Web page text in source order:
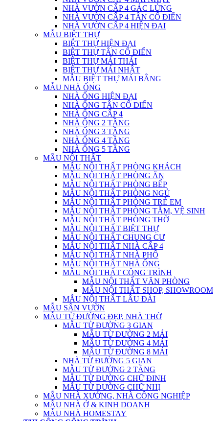
NHÀ VƯỜN CẤP 4 GÁC LỬNG
NHÀ VƯỜN CẤP 4 TÂN CỔ ĐIỂN
NHÀ VƯỜN CẤP 4 HIỆN ĐẠI
MẪU BIỆT THỰ
BIỆT THỰ HIỆN ĐẠI
BIỆT THỰ TÂN CỔ ĐIỂN
BIỆT THỰ MÁI THÁI
BIỆT THỰ MÁI NHẬT
MẪU BIỆT THỰ MÁI BẰNG
MẪU NHÀ ỐNG
NHÀ ỐNG HIỆN ĐẠI
NHÀ ỐNG TÂN CỔ ĐIỂN
NHÀ ỐNG CẤP 4
NHÀ ỐNG 2 TẦNG
NHÀ ỐNG 3 TẦNG
NHÀ ỐNG 4 TẦNG
NHÀ ỐNG 5 TẦNG
MẪU NỘI THẤT
MẪU NỘI THẤT PHÒNG KHÁCH
MẪU NỘI THẤT PHÒNG ĂN
MẪU NỘI THẤT PHÒNG BẾP
MẪU NỘI THẤT PHÒNG NGỦ
MẪU NỘI THẤT PHÒNG TRẺ EM
MẪU NỘI THẤT PHÒNG TẮM, VỆ SINH
MẪU NỘI THẤT PHÒNG THỜ
MẪU NỘI THẤT BIỆT THỰ
MẪU NỘI THẤT CHUNG CƯ
MẪU NỘI THẤT NHÀ CẤP 4
MẪU NỘI THẤT NHÀ PHỐ
MẪU NỘI THẤT NHÀ ỐNG
MẪU NỘI THẤT CÔNG TRÌNH
MẪU NỘI THẤT VĂN PHÒNG
MẪU NỘI THẤT SHOP, SHOWROOM
MẪU NỘI THẤT LÂU ĐÀI
MẪU SÂN VƯỜN
MẪU TỪ ĐƯỜNG ĐẸP, NHÀ THỜ
MẪU TỪ ĐƯỜNG 3 GIAN
MẪU TỪ ĐƯỜNG 2 MÁI
MẪU TỪ ĐƯỜNG 4 MÁI
MẪU TỪ ĐƯỜNG 8 MÁI
NHÀ TỪ ĐƯỜNG 5 GIAN
MẪU TỪ ĐƯỜNG 2 TẦNG
MẪU TỪ ĐƯỜNG CHỮ ĐINH
MẪU TỪ ĐƯỜNG CHỮ NHỊ
MẪU NHÀ XƯỞNG, NHÀ CÔNG NGHIỆP
MẪU NHÀ Ở & KINH DOANH
MẪU NHÀ HOMESTAY